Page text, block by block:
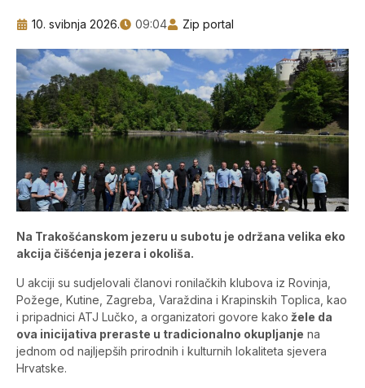
10. svibnja 2026. 09:04 Zip portal
Na Trakošćanskom jezeru u subotu je održana velika eko
akcija čišćenja jezera i okoliša.
U akciji su sudjelovali članovi ronilačkih klubova iz Rovinja,
Požege, Kutine, Zagreba, Varaždina i Krapinskih Toplica, kao
i pripadnici ATJ Lučko, a organizatori govore kako žele da
ova inicijativa preraste u tradicionalno okupljanje na
jednom od najljepših prirodnih i kulturnih lokaliteta sjevera
Hrvatske.